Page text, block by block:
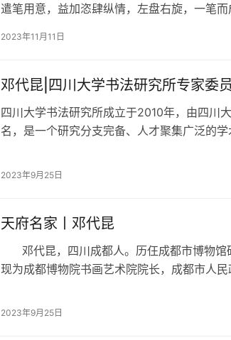
遣笔用意，益加恣肆纵情，左盘右旋，一笔
2023年11月11日
邓代昆|四川大学书法研究所专家委
四川大学书法研究所成立于2010年，由四川
名，是一个研究分支完备、人才聚集广泛的
2023年9月25日
天府名家丨邓代昆
邓代昆，四川成都人。历仼成都市博物馆
现为成都博物院书画艺术院院长，成都市人
2023年9月25日